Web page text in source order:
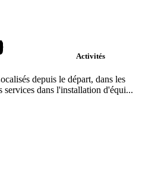
Activités
depuis le départ, dans les
services dans l'installation d'équi...